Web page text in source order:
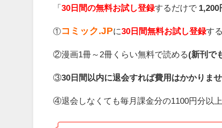
「30日間の無料お試し登録するだけで 1,200
①コミック.JPに30日間無料お試し登録す
②漫画1冊～2冊くらい無料で読める(新刊で
③30日間以内に退会すれば費用はかかりま
④退会しなくても毎月課金分の1100円分以